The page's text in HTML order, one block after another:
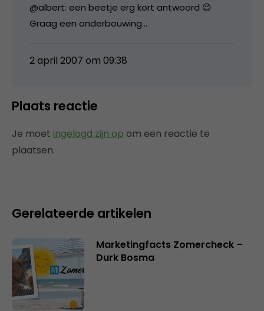
@albert: een beetje erg kort antwoord 😉
Graag een onderbouwing…
2 april 2007 om 09:38
Plaats reactie
Je moet ingelogd zijn op om een reactie te
plaatsen.
Gerelateerde artikelen
Marketingfacts Zomercheck –
Durk Bosma